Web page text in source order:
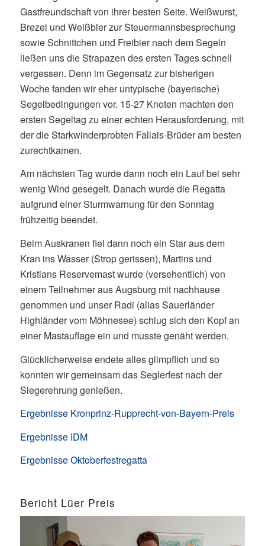
Gastfreundschaft von ihrer besten Seite. Weißwurst,
Brezel und Weißbier zur Steuermannsbesprechung
sowie Schnittchen und Freibier nach dem Segeln
ließen uns die Strapazen des ersten Tages schnell
vergessen. Denn im Gegensatz zur bisherigen
Woche fanden wir eher untypische (bayerische)
Segelbedingungen vor. 15-27 Knoten machten den
ersten Segeltag zu einer echten Herausforderung, mit
der die Starkwinderprobten Fallais-Brüder am besten
zurechtkamen.
Am nächsten Tag wurde dann noch ein Lauf bei sehr
wenig Wind gesegelt. Danach wurde die Regatta
aufgrund einer Sturmwarnung für den Sonntag
frühzeitig beendet.
Beim Auskranen fiel dann noch ein Star aus dem
Kran ins Wasser (Strop gerissen), Martins und
Kristians Reservemast wurde (versehentlich) von
einem Teilnehmer aus Augsburg mit nachhause
genommen und unser Radi (alias Sauerländer
Highländer vom Möhnesee) schlug sich den Kopf an
einer Mastauflage ein und musste genäht werden.
Glücklicherweise endete alles glimpflich und so
konnten wir gemeinsam das Seglerfest nach der
Siegerehrung genießen.
Ergebnisse Kronprinz-Rupprecht-von-Bayern-Preis
Ergebnisse IDM
Ergebnisse Oktoberfestregatta
Bericht Lüer Preis